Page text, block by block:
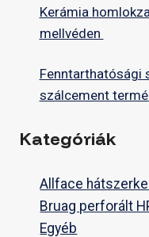
Kerámia
mellvéden
Fenntarthatósági
szálcement
Kategóriák
Allface
Bruag perforált
Egyéb